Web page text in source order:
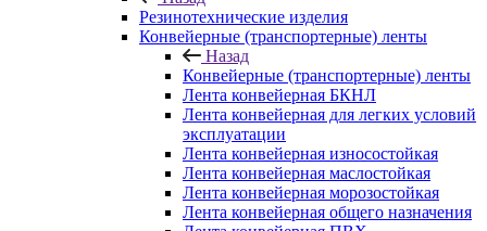
Резинотехнические изделия
Конвейерные (транспортерные) ленты
Назад
Конвейерные (транспортерные) ленты
Лента конвейерная БКНЛ
Лента конвейерная для легких условий
эксплуатации
Лента конвейерная износостойкая
Лента конвейерная маслостойкая
Лента конвейерная морозостойкая
Лента конвейерная общего назначения